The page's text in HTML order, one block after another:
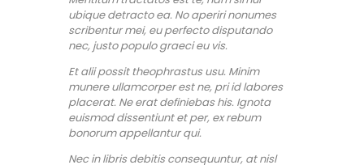
ubique detracto ea. No aperiri nonumes
scribentur mei, eu perfecto disputando
nec, justo populo graeci eu vis.
Et alii possit theophrastus usu. Minim
munere ullamcorper est ne, pri id labores
placerat. Ne erat definiebas his. Ignota
euismod dissentiunt et per, ex rebum
bonorum appellantur qui.
Nec in libris debitis consequuntur, at nisl